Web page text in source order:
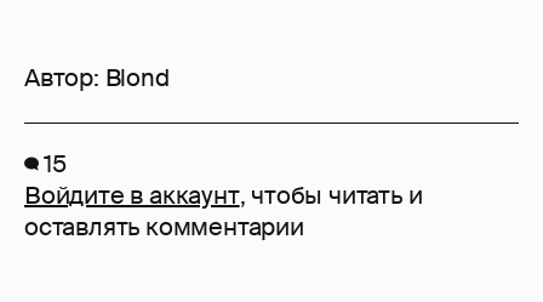
Автор: Blond
15
Войдите в аккаунт, чтобы читать и
оставлять комментарии